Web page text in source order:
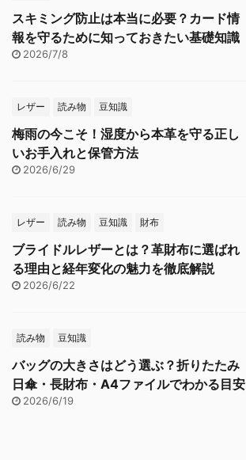
スキミング防止は本当に必要？カード情
報を守るために知っておきたい基礎知識
2026/7/8
レザー 読み物 豆知識
梅雨の今こそ！湿度から本革を守る正し
いお手入れと保管方法
2026/6/29
レザー 読み物 豆知識 財布
ブライドルレザーとは？革財布に選ばれ
る理由と経年変化の魅力を徹底解説
2026/6/22
読み物 豆知識
バッグの大きさはどう選ぶ？折りたたみ
日傘・長財布・A4ファイルでわかる目安
2026/6/19